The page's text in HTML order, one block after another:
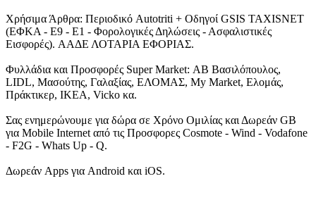
Χρήσιμα Άρθρα: Περιοδικό Autotriti + Οδηγοί GSIS TAXISNET
(ΕΦΚΑ - Ε9 - Ε1 - Φορολογικές Δηλώσεις - Ασφαλιστικές
Εισφορές). ΑΑΔΕ ΛΟΤΑΡΙΑ ΕΦΟΡΙΑΣ.
Φυλλάδια και Προσφορές Super Market: ΑΒ Βασιλόπουλος,
LIDL, Μασούτης, Γαλαξίας, ΕΛΟΜΑΣ, My Market, Ελομάς,
Πράκτικερ, ΙΚΕΑ, Vicko κα.
Σας ενημερώνουμε για δώρα σε Χρόνο Ομιλίας και Δωρεάν GB
για Mobile Internet από τις Προσφορες Cosmote - Wind - Vodafone
- F2G - Whats Up - Q.
Δωρεάν Apps για Android και iOS.